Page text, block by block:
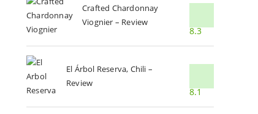
Crafted Chardonnay
Viognier – Review
8.3
El Árbol Reserva, Chili –
Review
8.1